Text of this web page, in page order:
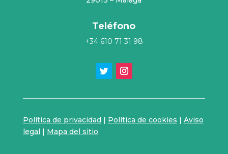
Teléfono
+34 610 71 31 98
Política de privacidad| Política de cookies | Aviso
legal | Mapa del sitio